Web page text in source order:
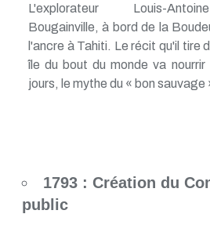
L'explorateur Louis-
Bougainville, à bord de la
l'ancre à Tahiti. Le récit qu'il tire
île du bout du monde va
jours, le mythe du « bon sauvage
1793 : Création du
public